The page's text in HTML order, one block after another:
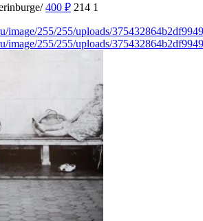
400 ₽ 214 1
image/255/255/uploads/
image/255/255/uploads/